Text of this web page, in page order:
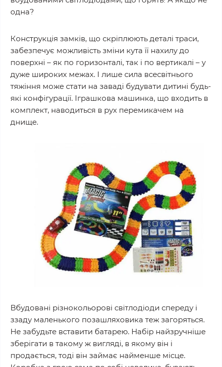
одна?
Конструкція замків, що скріплюють деталі траси,
забезпечує можливість зміни кута її нахилу до
поверхні – як по горизонталі, так і по вертикалі – у
дуже широких межах. І лише сила всесвітнього
тяжіння може стати на заваді будувати дитині будь-
які конфігурації. Іграшкова машинка, що входить в
комплект, наводиться в рух перемикачем на
днище.
Вбудовані різнокольорові світлодіоди спереду і
ззаду маленького позашляховика теж загоряться.
Не забудьте вставити батарею. Набір найзручніше
зберігати в такому ж вигляді, в якому він і
продається, тоді він займає найменше місце.